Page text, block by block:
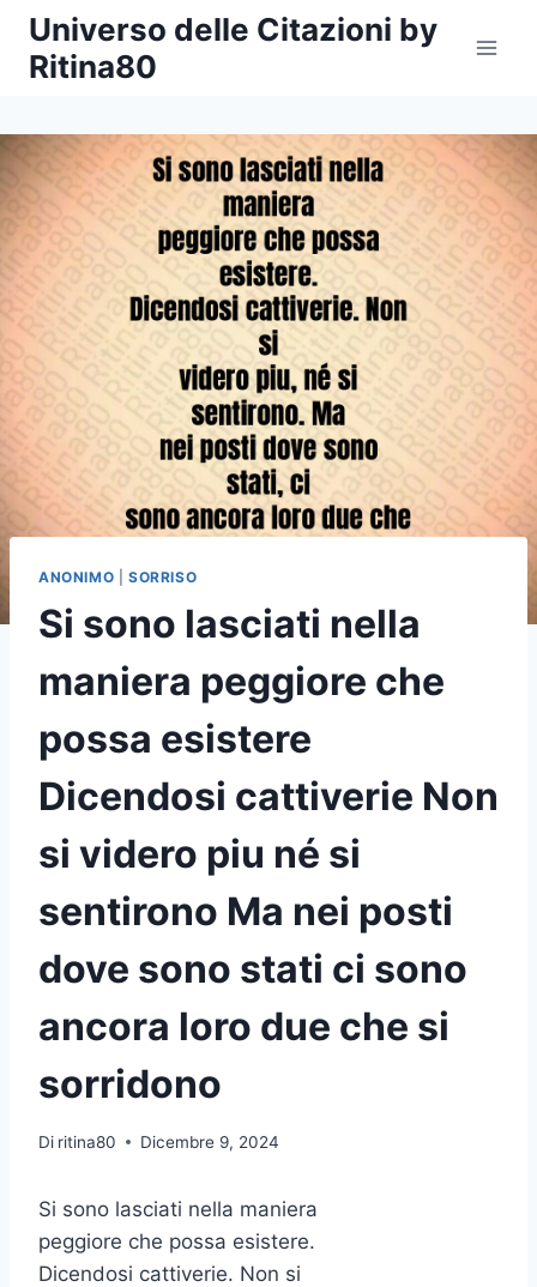
Salta
contenuto
Universo delle Citazioni by
Ritina80
ANONIMO SORRISO
Si sono lasciati nella
maniera peggiore che
possa esistere
Dicendosi cattiverie Non
si videro piu né si
sentirono Ma nei posti
dove sono stati ci sono
ancora loro due che si
sorridono
Di ritina80 Dicembre 9, 2024
Si sono lasciati nella maniera
peggiore che possa esistere.
Dicendosi cattiverie. Non si